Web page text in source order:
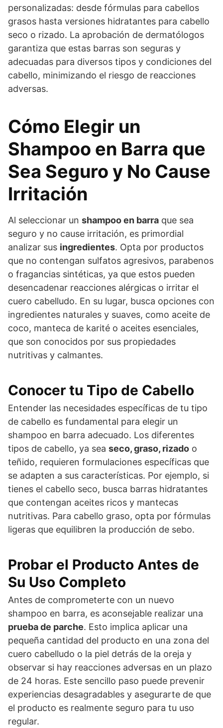
personalizadas: desde fórmulas para cabellos
grasos hasta versiones hidratantes para cabello
seco o rizado. La aprobación de dermatólogos
garantiza que estas barras son seguras y
adecuadas para diversos tipos y condiciones del
cabello, minimizando el riesgo de reacciones
adversas.
Cómo Elegir un
Shampoo en Barra que
Sea Seguro y No Cause
Irritación
Al seleccionar un shampoo en barra que sea
seguro y no cause irritación, es primordial
analizar sus ingredientes. Opta por productos
que no contengan sulfatos agresivos, parabenos
o fragancias sintéticas, ya que estos pueden
desencadenar reacciones alérgicas o irritar el
cuero cabelludo. En su lugar, busca opciones con
ingredientes naturales y suaves, como aceite de
coco, manteca de karité o aceites esenciales,
que son conocidos por sus propiedades
nutritivas y calmantes.
Conocer tu Tipo de Cabello
Entender las necesidades específicas de tu tipo
de cabello es fundamental para elegir un
shampoo en barra adecuado. Los diferentes
tipos de cabello, ya sea seco, graso, rizado o
teñido, requieren formulaciones específicas que
se adapten a sus características. Por ejemplo, si
tienes el cabello seco, busca barras hidratantes
que contengan aceites ricos y mantecas
nutritivas. Para cabello graso, opta por fórmulas
ligeras que equilibren la producción de sebo.
Probar el Producto Antes de
Su Uso Completo
Antes de comprometerte con un nuevo
shampoo en barra, es aconsejable realizar una
prueba de parche. Esto implica aplicar una
pequeña cantidad del producto en una zona del
cuero cabelludo o la piel detrás de la oreja y
observar si hay reacciones adversas en un plazo
de 24 horas. Este sencillo paso puede prevenir
experiencias desagradables y asegurarte de que
el producto es realmente seguro para tu uso
regular.